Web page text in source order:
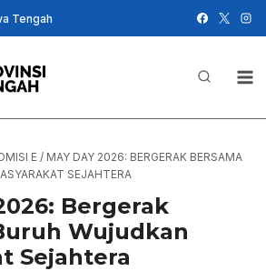
Tengah
E / MAY DAY 2026: BERGERAK BERSAMA
SEJAHTERA
Bergerak
Wujudkan
Sejahtera